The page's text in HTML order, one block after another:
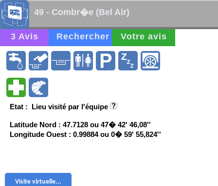
49 - Combr�e (Bel Air)
3 Avis Rechercher Votre avis
Etat : Lieu visité par l'équipe
Latitude Nord : 47.7128 ou 47� 42' 46,08''
Longitude Ouest : 0.99884 ou 0� 59' 55,824''
Visite virtuelle...